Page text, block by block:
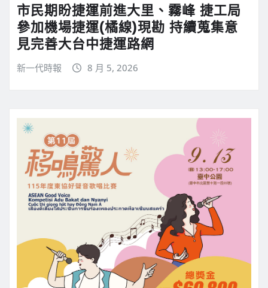
市民期盼捷運前進大里、霧峰 捷工局
參加機場捷運(橘線)現勘 持續蒐集意
見完善大台中捷運路網
新一代時報 8 月 5, 2026